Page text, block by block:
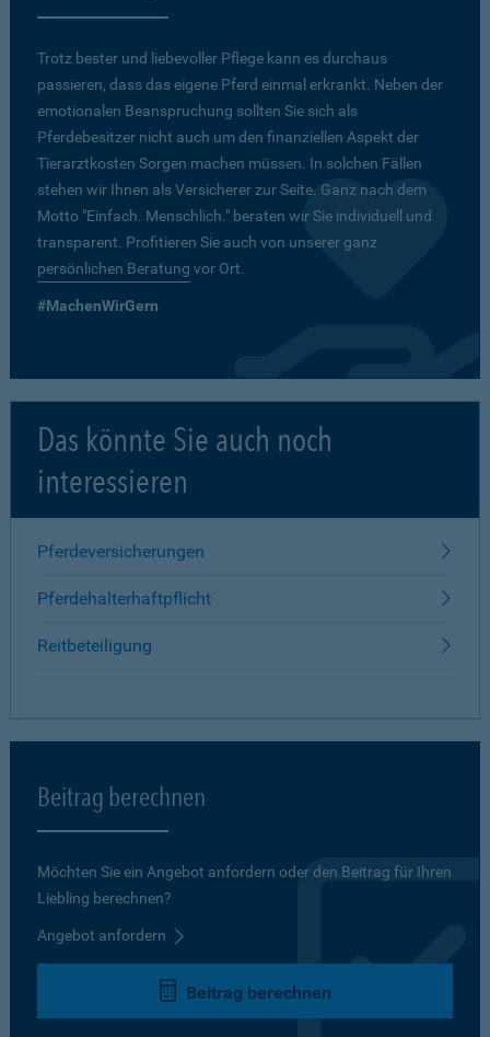
Trotz bester und liebevoller Pflege kann es durchaus
passieren, dass das eigene Pferd einmal erkrankt. Neben der
emotionalen Beanspruchung sollten Sie sich als
Pferdebesitzer nicht auch um den finanziellen Aspekt der
Tierarztkosten Sorgen machen müssen. In solchen Fällen
stehen wir Ihnen als Versicherer zur Seite. Ganz nach dem
Motto "Einfach. Menschlich." beraten wir Sie individuell und
transparent. Profitieren Sie auch von unserer ganz
persönlichen Beratung vor Ort.
#MachenWirGern
Das könnte Sie auch noch
interessieren
Pferdeversicherungen
Pferdehalterhaftpflicht
Reitbeteiligung
Beitrag berechnen
Möchten Sie ein Angebot anfordern oder den Beitrag für Ihren
Liebling berechnen?
Angebot anfordern
Beitrag berechnen